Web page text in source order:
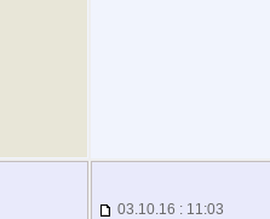
03.10.16 : 11:03